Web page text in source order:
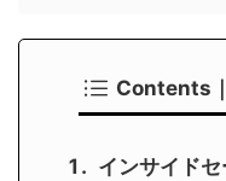
Contents
インサイド